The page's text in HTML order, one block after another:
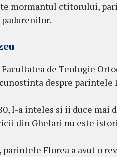
mormantul ctitorului,
padurenilor.
de Teologie
despre
l-a inteles si ii duce mai
din Ghelari nu este
Florea a avut o